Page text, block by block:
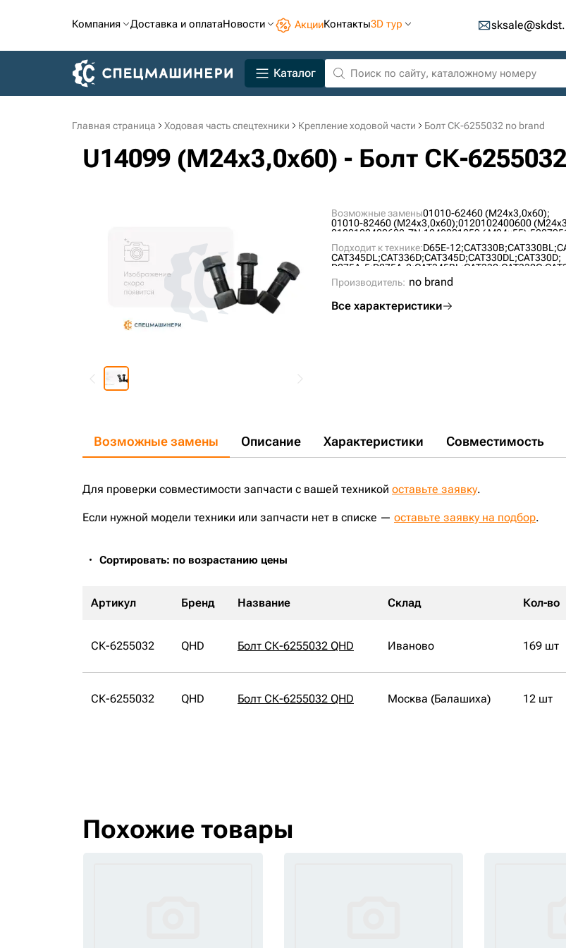
Компания Доставка и оплатаНовости АкцииКонтакты3D тур
Каталог
Главная страница Ходовая часть спецтехники Крепление ходовой части Болт СК-6255032 no brand
U14099 (M24x3,0x60) - Болт СК-
Возможные замены01010-62460 (M24x3,0x60);
01010-82460 (M24x3,0x60);0120102400600
0120102400600-ZN;1040001059 ( M24×55);
520-7951;
57457160;7X-2575;7X2575 (M24x3,0x60);
7X-2575 (M24x3,0x60);J912460;P7655300N03;
U14099 (M24x3,0x60);VA3657;VA3657
Подходит к технике:D65E-12;CAT330B;CAT330BL;
CAT345DL;CAT336D;CAT345D;CAT330DL;CAT330D;
D275A-5;D275A-2;CAT345BL;CAT330;CAT330C;
CAT336DL;
CAT330L; PC400LC-7;
ZE370E;
Производитель: no brand
Все характеристики
Возможные замены Описание Характеристики Совместимость
Для проверки совместимости запчасти с вашей техникой оставьте заявку.
Если нужной модели техники или запчасти нет в списке — оставьте заявку на подбор.
Сортировать: по возрастанию цены
Артикул Бренд Название Склад Кол-во
СК-6255032 QHD Болт СК-6255032 QHD Иваново 169 шт
СК-6255032 QHD Болт СК-6255032 QHD Москва (Балашиха) 12 шт
Похожие товары